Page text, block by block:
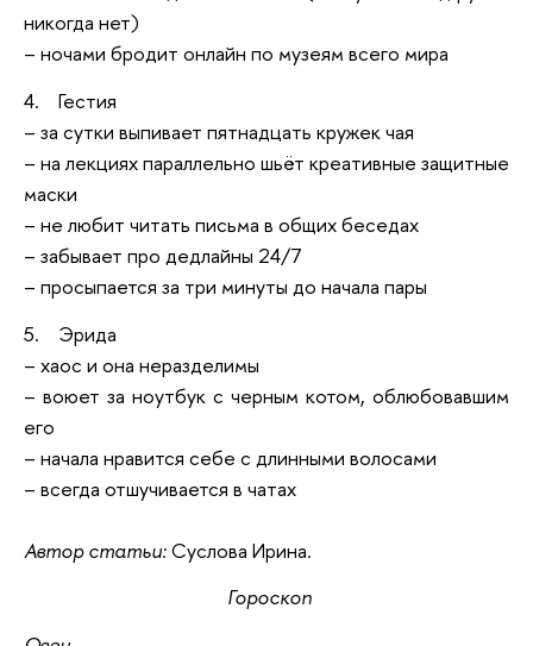
никогда нет)
– ночами бродит онлайн по музеям всего мира
4. Гестия
– за сутки выпивает пятнадцать кружек чая
– на лекциях параллельно шьёт креативные защитные
маски
– не любит читать письма в общих беседах
– забывает про дедлайны 24/7
– просыпается за три минуты до начала пары
5. Эрида
– хаос и она неразделимы
– воюет за ноутбук с черным котом, облюбовавшим
его
– начала нравится себе с длинными волосами
– всегда отшучивается в чатах
Автор статьи:Суслова Ирина.
Гороскоп